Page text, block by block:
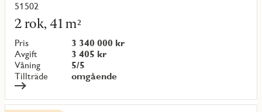
51502
2 rok, 41 m²
Pris
3 340 000 kr
Avgift
3 405 kr
Våning
5/5
Tillträde
omgående
Läs
mer
om
objekt
{objectNumber}